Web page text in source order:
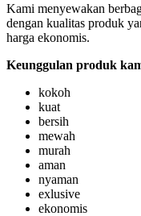
Kami menyewakan
dengan kualitas produk
harga ekonomis.
Keunggulan produk
kokoh
kuat
bersih
mewah
murah
aman
nyaman
exlusive
ekonomis